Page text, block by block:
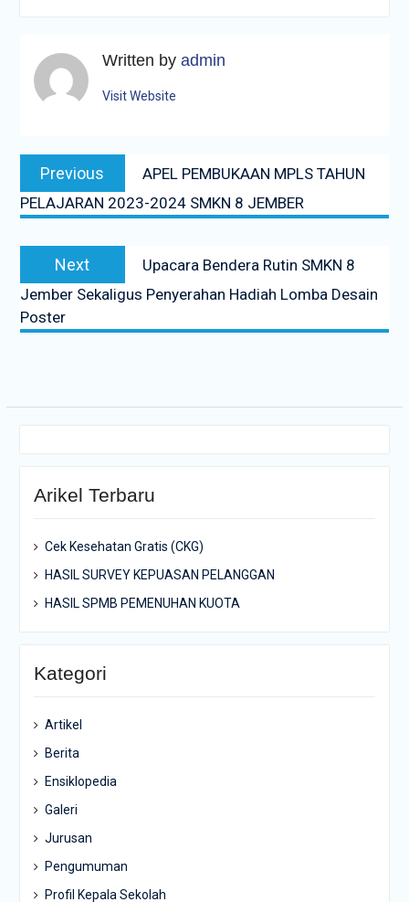
Written by admin
Visit Website
Navigasi
posPrevious
post:
APEL PEMBUKAAN MPLS TAHUN
PELAJARAN 2023-2024 SMKN 8 JEMBER
Next
post:
Upacara Bendera Rutin SMKN 8
Jember Sekaligus Penyerahan Hadiah Lomba Desain
Poster
Arikel Terbaru
Cek Kesehatan Gratis (CKG)
HASIL SURVEY KEPUASAN PELANGGAN
HASIL SPMB PEMENUHAN KUOTA
Kategori
Artikel
Berita
Ensiklopedia
Galeri
Jurusan
Pengumuman
Profil Kepala Sekolah